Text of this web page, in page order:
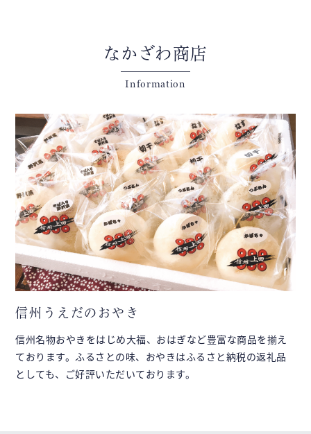
Ueda City Tourism Association
| Fax : 0268-71-6076
上田市観光シティプロモーション課
〒386-0024 長野県上田市大手2丁目8番4号
Tel： 0268-23-5408| Fax：0268-23-7355
E-mail：kanko@city.ueda.nagano.jp
なかざわ商店
Information
信州うえだのおやき
信州名物おやきをはじめ大福、おはぎなど豊富な商品を揃え
ております。ふるさとの味、おやきはふるさと納税の返礼品
としても、ご好評いただいております。